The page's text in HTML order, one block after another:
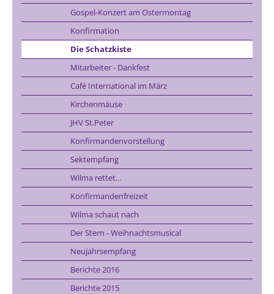
Gospel-Konzert am Ostermontag
Konfirmation
Die Schatzkiste
Mitarbeiter - Dankfest
Café International im März
Kirchenmäuse
JHV St.Peter
Konfirmandenvorstellung
Sektempfang
Wilma rettet...
Konfirmandenfreizeit
Wilma schaut nach
Der Stern - Weihnachtsmusical
Neujahrsempfang
Berichte 2016
Berichte 2015